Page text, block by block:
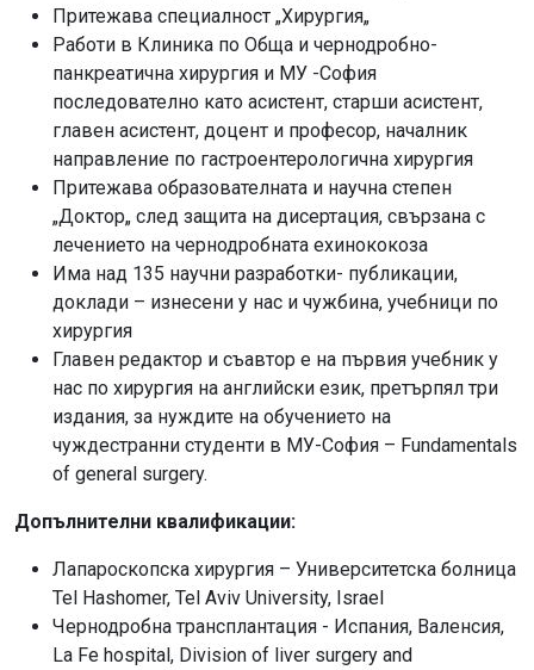
Притежава специалност „Хирургия„
Работи в Клиника по Обща и чернодробно-
панкреатична хирургия и МУ -София
последователно като асистент, старши асистент,
главен асистент, доцент и професор, началник
направление по гастроентерологична хирургия
Притежава образователната и научна степен
„Доктор„ след защита на дисертация, свързана с
лечението на чернодробната ехинококоза
Има над 135 научни разработки- публикации,
доклади – изнесени у нас и чужбина, учебници по
хирургия
Главен редактор и съавтор е на първия учебник у
нас по хирургия на английски език, претърпял три
издания, за нуждите на обучението на
чуждестранни студенти в МУ-София – Fundamentals
of general surgery.
Допълнителни квалификации:
Лапароскопска хирургия – Университетска болница
Tel Hashomer, Tel Aviv University, Israel
Чернодробна трансплантация - Испания, Валенсия,
La Fe hospital, Division of liver surgery and